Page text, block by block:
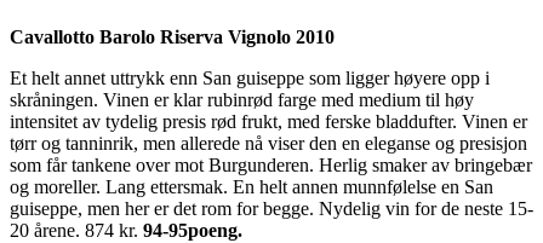
Cavallotto Barolo Riserva Vignolo 2010
Et helt annet uttrykk enn San guiseppe som ligger høyere opp i
skråningen. Vinen er klar rubinrød farge med medium til høy
intensitet av tydelig presis rød frukt, med ferske bladdufter. Vinen er
tørr og tanninrik, men allerede nå viser den en eleganse og presisjon
som får tankene over mot Burgunderen. Herlig smaker av bringebær
og moreller. Lang ettersmak. En helt annen munnfølelse en San
guiseppe, men her er det rom for begge. Nydelig vin for de neste 15-
20 årene. 874 kr. 94-95poeng.